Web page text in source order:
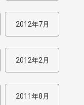
2012年7月
2012年2月
2011年8月